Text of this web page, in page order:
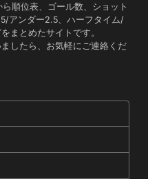
順位表、ゴール数、ショット
アンダー2.5、ハーフタイム/
まとめたサイトです。
したら、お気軽にご連絡くだ